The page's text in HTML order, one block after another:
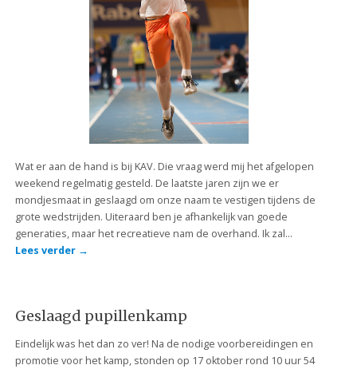
Wat er aan de hand is bij KAV. Die vraag werd mij het afgelopen
weekend regelmatig gesteld. De laatste jaren zijn we er
mondjesmaat in geslaagd om onze naam te vestigen tijdens de
grote wedstrijden. Uiteraard ben je afhankelijk van goede
generaties, maar het recreatieve nam de overhand. Ik zal…
Lees verder →
Geslaagd pupillenkamp
Eindelijk was het dan zo ver! Na de nodige voorbereidingen en
promotie voor het kamp, stonden op 17 oktober rond 10 uur 54